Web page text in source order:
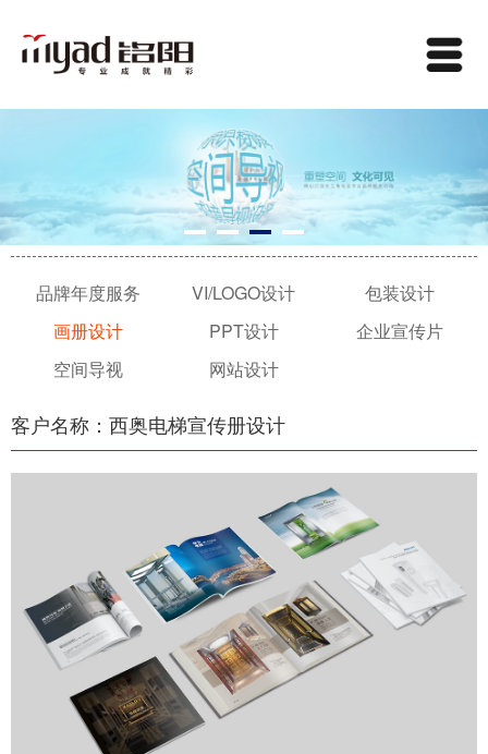
品牌年度服务 VI/LOGO设计
包装设计
画册设计
PPT设计
企业宣传片
空间导视
网站设计
客户名称：西奥电梯宣传册设计